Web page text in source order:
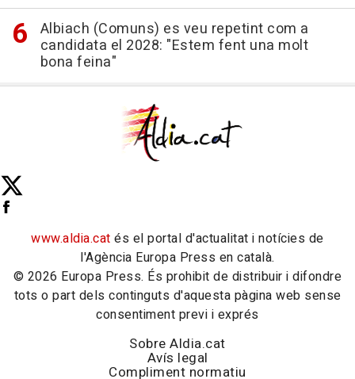
Albiach (Comuns) es veu repetint com a
candidata el 2028: "Estem fent una molt
bona feina"
www.aldia.cat és el portal d'actualitat i notícies de
l'Agència Europa Press en català.
© 2026 Europa Press. És prohibit de distribuir i difondre
tots o part dels continguts d'aquesta pàgina web sense
consentiment previ i exprés
Sobre Aldia.cat
Avís legal
Compliment normatiu